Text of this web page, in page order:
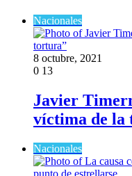
Nacionales
8 octubre, 2021
0 13
Javier
víctima de la
Nacionales